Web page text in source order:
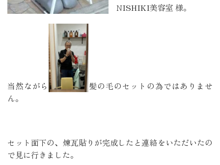
NISHIKI美容室 様。
当然ながら
髪の毛のセットの為ではありませ
ん。
セット面下の、煉瓦貼りが完成したと連絡をいただいたの
で見に行きました。